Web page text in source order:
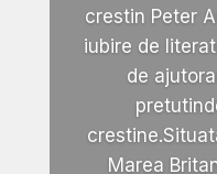
crestin Peter
iubire de
de
Marea